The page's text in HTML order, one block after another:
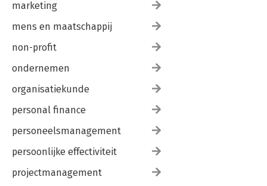
marketing
mens en maatschappij
non-profit
ondernemen
organisatiekunde
personal finance
personeelsmanagement
persoonlijke effectiviteit
projectmanagement